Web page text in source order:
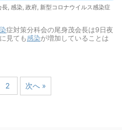
長, 感染, 政府, 新型コロナウイルス感染症
症対策分科会の尾身茂会長は9日夜
見ても感染が増加していることは
2 次へ »